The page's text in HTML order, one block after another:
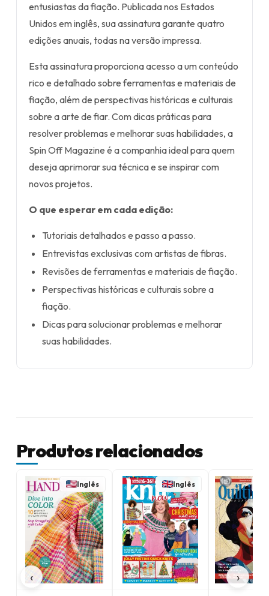
entusiastas da fiação. Publicada nos Estados
Unidos em inglês, sua assinatura garante quatro
edições anuais, todas na versão impressa.
Esta assinatura proporciona acesso a um conteúdo
rico e detalhado sobre ferramentas e materiais de
fiação, além de perspectivas históricas e culturais
sobre a arte de fiar. Com dicas práticas para
resolver problemas e melhorar suas habilidades, a
Spin Off Magazine é a companhia ideal para quem
deseja aprimorar sua técnica e se inspirar com
novos projetos.
O que esperar em cada edição:
Tutoriais detalhados e passo a passo.
Entrevistas exclusivas com artistas de fibras.
Revisões de ferramentas e materiais de fiação.
Perspectivas históricas e culturais sobre a
fiação.
Dicas para solucionar problemas e melhorar
suas habilidades.
Produtos relacionados
‹
Inglês Inglês
›